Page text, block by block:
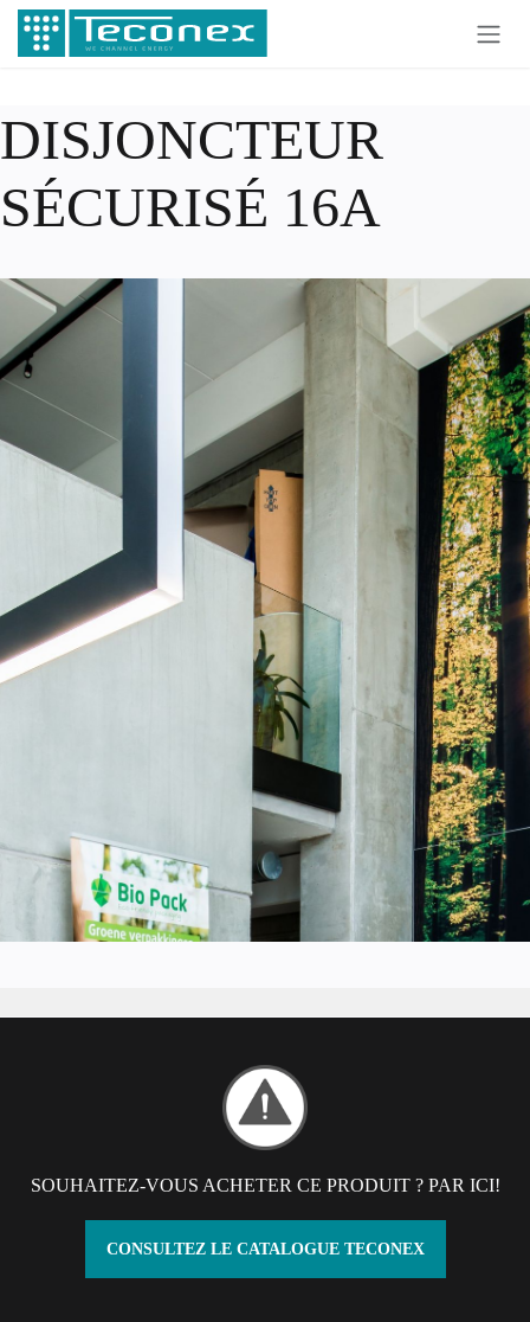
Se rendre au contenu
DISJONCTEUR
SÉCURISÉ 16A
SOUHAITEZ-VOUS ACHETER CE PRODUIT ? PAR ICI!
CONSULTEZ LE CATALOGUE TECONEX